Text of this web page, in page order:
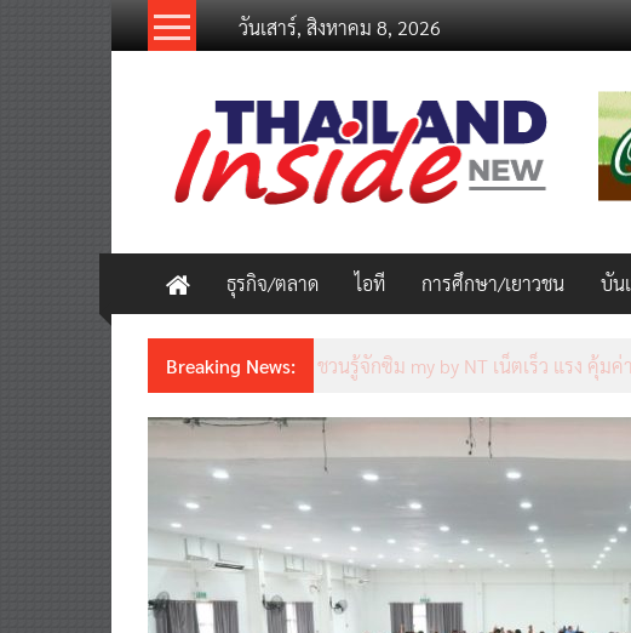
วันเสาร์, สิงหาคม 8, 2026
thailandinsidenew.com
Thailand
Inside
New
ธุรกิจ/ตลาด ไอที การศึกษา/เยาวชน บัน
Breaking News: ชวนรู้จักซิม my by NT เน็ตเร็ว แรง คุ้ม